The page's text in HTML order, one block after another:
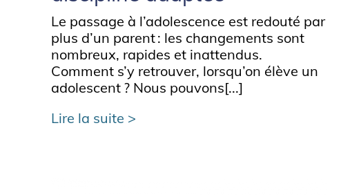
Le passage à l’adolescence est redouté par
plus d’un parent : les changements sont
nombreux, rapides et inattendus.
Comment s’y retrouver, lorsqu’on élève un
adolescent ? Nous pouvons[...]
Lire la suite